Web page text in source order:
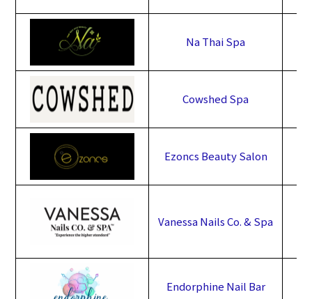
Na Thai Spa
Cowshed Spa
Ezoncs Beauty Salon
Vanessa Nails Co. & Spa
Endorphine Nail Bar